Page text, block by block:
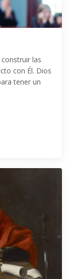
las
con Él. Dios
tener un